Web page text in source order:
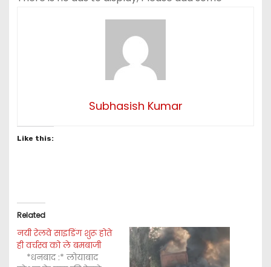
Subhasish Kumar
Like this:
Related
नयी रेलवे साइडिंग शुरू होते
ही वर्चस्व को ले बमबाजी
*धनबाद :* लोयाबाद